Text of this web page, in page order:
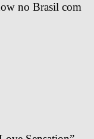
no Brasil com